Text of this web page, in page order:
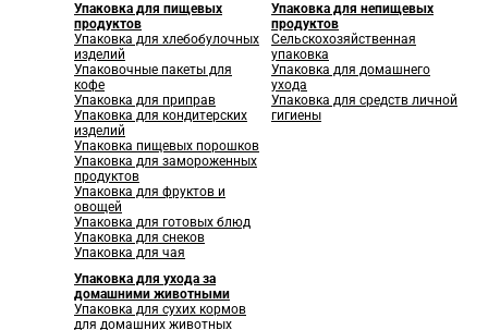
Упаковка для пищевых
продуктов
Упаковка для хлебобулочных
изделий
Упаковочные пакеты для
кофе
Упаковка для приправ
Упаковка для кондитерских
изделий
Упаковка пищевых порошков
Упаковка для замороженных
продуктов
Упаковка для фруктов и
овощей
Упаковка для готовых блюд
Упаковка для снеков
Упаковка для чая
Упаковка для непищевых
продуктов
Сельскохозяйственная
упаковка
Упаковка для домашнего
ухода
Упаковка для средств личной
гигиены
Упаковка для ухода за
домашними животными
Упаковка для сухих кормов
для домашних животных